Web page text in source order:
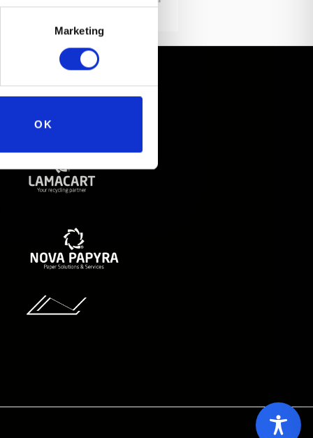
Marketing
OK